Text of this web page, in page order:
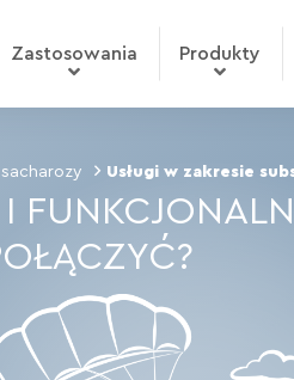
Zastosowania Produkty
Usługi w zakresie